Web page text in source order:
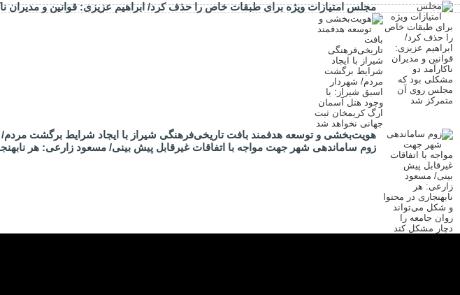
مجلس امتیازات ویژه برای طبقات خاص را حذف کرد/ ابراهیم عزیزی: قوانین و
هویت‌بخشی و توسعه هدفمند بافت تاریخی‌فرهنگی شیراز با ایجاد شرایط برگشت
زوم ساماندهی شهر جهت مواجه با اتفاقات غیرقابل پیش بینی/ مسعود زارعی: هر